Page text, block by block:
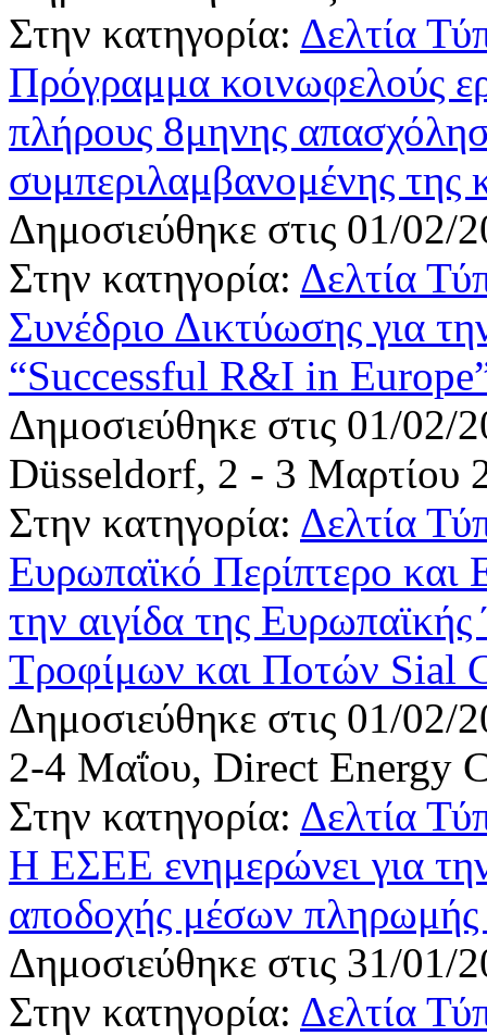
Στην κατηγορία: Δελτία
Πρόγραμμα κοινωφελούς
πλήρους 8μηνης
συμπεριλαμβανομένης της
Δημοσιεύθηκε στις 01/02/
Στην κατηγορία: Δελτία
Συνέδριο Δικτύωσης για
“Successful R&I in
Δημοσιεύθηκε στις 01/02/
Düsseldorf, 2 - 3 Μαρτίου
Στην κατηγορία: Δελτία
Eυρωπαϊκό Περίπτερο και
την αιγίδα της
Τροφίμων και Ποτών Sial
Δημοσιεύθηκε στις 01/02/
2-4 Μαΐου, Direct Energy
Στην κατηγορία: Δελτία
Η ΕΣΕΕ ενημερώνει για
αποδοχής μέσων
Δημοσιεύθηκε στις 31/01/
Στην κατηγορία: Δελτία